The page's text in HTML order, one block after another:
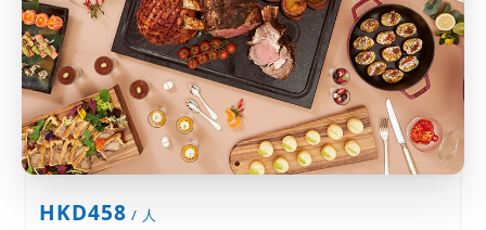
HKD458 / 人